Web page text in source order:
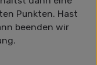
Punkten. Hast
beenden wir